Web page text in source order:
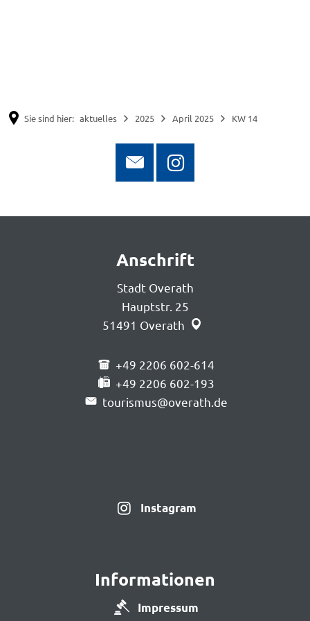
Sie sind hier: aktuelles 2025 April 2025 KW 14
Anschrift
Stadt Overath
Hauptstr. 25
51491 Overath
+49 2206 602-614
+49 2206 602-193
tourismus@overath.de
Instagram
Informationen
Impressum